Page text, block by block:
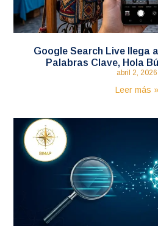
Google Search Live llega
Palabras Clave, Hola
abril 2, 2026
Leer más »